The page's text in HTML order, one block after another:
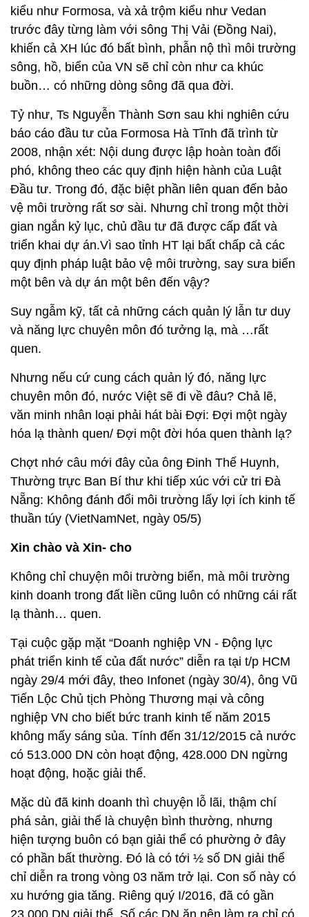
kiểu như Formosa, và xả trộm kiểu như Vedan
trước đây từng làm với sông Thị Vải (Đồng Nai),
khiến cả XH lúc đó bất bình, phẫn nộ thì môi trường
sông, hồ, biển của VN sẽ chỉ còn như ca khúc
buồn… có những dòng sông đã qua đời.
Tỷ như, Ts Nguyễn Thành Sơn sau khi nghiên cứu
báo cáo đầu tư của Formosa Hà Tĩnh đã trình từ
2008, nhận xét: Nội dung được lập hoàn toàn đối
phó, không theo các quy định hiện hành của Luật
Đầu tư. Trong đó, đặc biệt phần liên quan đến bảo
vệ môi trường rất sơ sài. Nhưng chỉ trong một thời
gian ngắn kỷ lục, chủ đầu tư đã được cấp đất và
triển khai dự án.Vì sao tỉnh HT lại bất chấp cả các
quy định pháp luật bảo vệ môi trường, say sưa biển
một bên và dự án một bên đến vậy?
Suy ngẫm kỹ, tất cả những cách quản lý lẫn tư duy
và năng lực chuyên môn đó tưởng lạ, mà …rất
quen.
Nhưng nếu cứ cung cách quản lý đó, năng lực
chuyên môn đó, nước Việt sẽ đi về đâu? Chả lẽ,
văn minh nhân loại phải hát bài Đợi: Đợi một ngày
hóa lạ thành quen/ Đợi một đời hóa quen thành lạ?
Chợt nhớ câu mới đây của ông Đinh Thế Huynh,
Thường trực Ban Bí thư khi tiếp xúc với cử tri Đà
Nẵng: Không đánh đổi môi trường lấy lợi ích kinh tế
thuần túy (VietNamNet, ngày 05/5)
Xin chào và Xin- cho
Không chỉ chuyện môi trường biển, mà môi trường
kinh doanh trong đất liền cũng luôn có những cái rất
lạ thành… quen.
Tại cuộc gặp mặt “Doanh nghiệp VN - Động lực
phát triển kinh tế của đất nước” diễn ra tại t/p HCM
ngày 29/4 mới đây, theo Infonet (ngày 30/4), ông Vũ
Tiến Lộc Chủ tịch Phòng Thương mại và công
nghiệp VN cho biết bức tranh kinh tế năm 2015
không mấy sáng sủa. Tính đến 31/12/2015 cả nước
có 513.000 DN còn hoạt động, 428.000 DN ngừng
hoạt động, hoặc giải thể.
Mặc dù đã kinh doanh thì chuyện lỗ lãi, thậm chí
phá sản, giải thể là chuyện bình thường, nhưng
hiện tượng buôn có bạn giải thể có phường ở đây
có phần bất thường. Đó là có tới ½ số DN giải thể
chỉ diễn ra trong vòng 03 năm trở lại. Con số này có
xu hướng gia tăng. Riêng quý I/2016, đã có gần
23.000 DN giải thể. Số các DN ăn nên làm ra chỉ có